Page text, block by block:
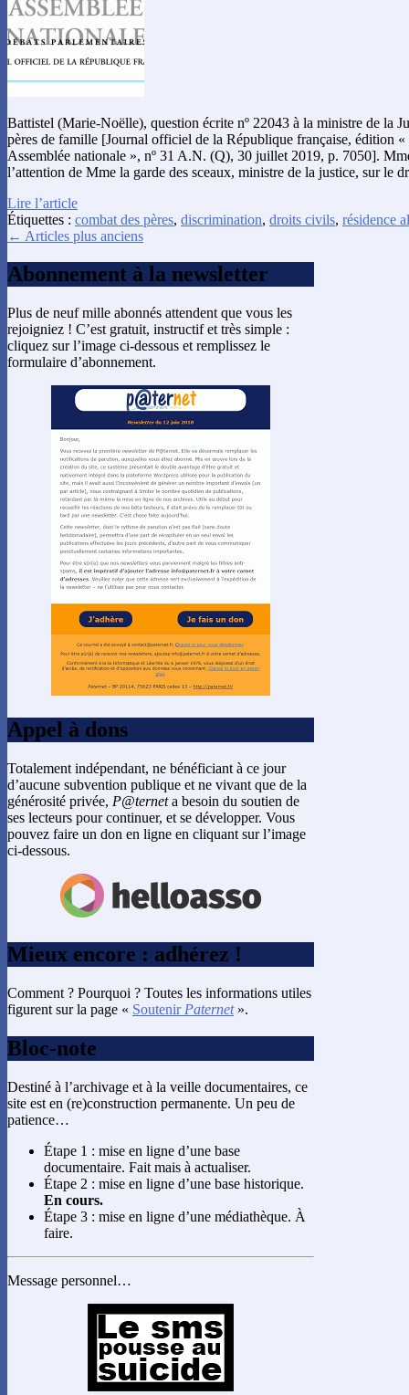
Battistel (Marie-Noëlle), question écrite nº 22043 à la ministre de la
pères de famille [Journal officiel de la République française, édition «
Assemblée nationale », nº 31 A.N. (Q), 30 juillet 2019, p. 7050].
l’attention de Mme la garde des sceaux, ministre de la justice, sur le
Lire l’article
Étiquettes : combat des pères, discrimination, droits civils, résidence
← Articles plus anciens
Abonnement à la newsletter
Plus de neuf mille abonnés attendent que vous les
rejoigniez ! C’est gratuit, instructif et très simple :
cliquez sur l’image ci-dessous et remplissez le
formulaire d’abonnement.
Appel à dons
Totalement indépendant, ne bénéficiant à ce jour
d’aucune subvention publique et ne vivant que de la
générosité privée, P@terneta besoin du soutien de
ses lecteurs pour continuer, et se développer. Vous
pouvez faire un don en ligne en cliquant sur l’image
ci-dessous.
Mieux encore : adhérez !
Comment ? Pourquoi ? Toutes les informations utiles
figurent sur la page « Soutenir Paternet».
Bloc-note
Destiné à l’archivage et à la veille documentaires, ce
site est en (re)construction permanente. Un peu de
patience…
Étape 1 : mise en ligne d’une base
documentaire. Fait mais à actualiser.
Étape 2 : mise en ligne d’une base historique.
En cours.
Étape 3 : mise en ligne d’une médiathèque. À
faire.
Message personnel…